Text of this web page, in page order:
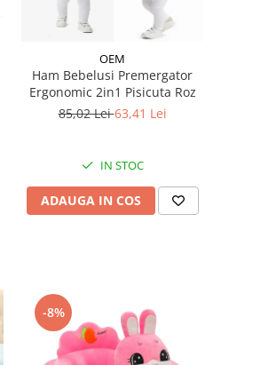
OEM
Ham Bebelusi Premergator
Ergonomic 2in1 Pisicuta Roz
85,02 Lei63,41 Lei
IN STOC
ADAUGA IN COS
-8%